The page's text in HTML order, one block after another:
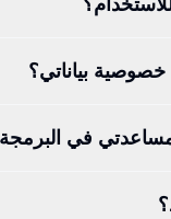
بياناتي؟
في